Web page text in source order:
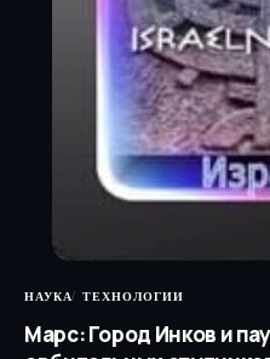
НАУКА ТЕХНОЛОГИИ
Марс: Город Инков и